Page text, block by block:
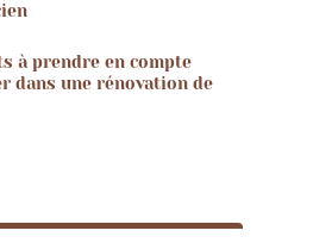
à prendre en compte
dans une rénovation de